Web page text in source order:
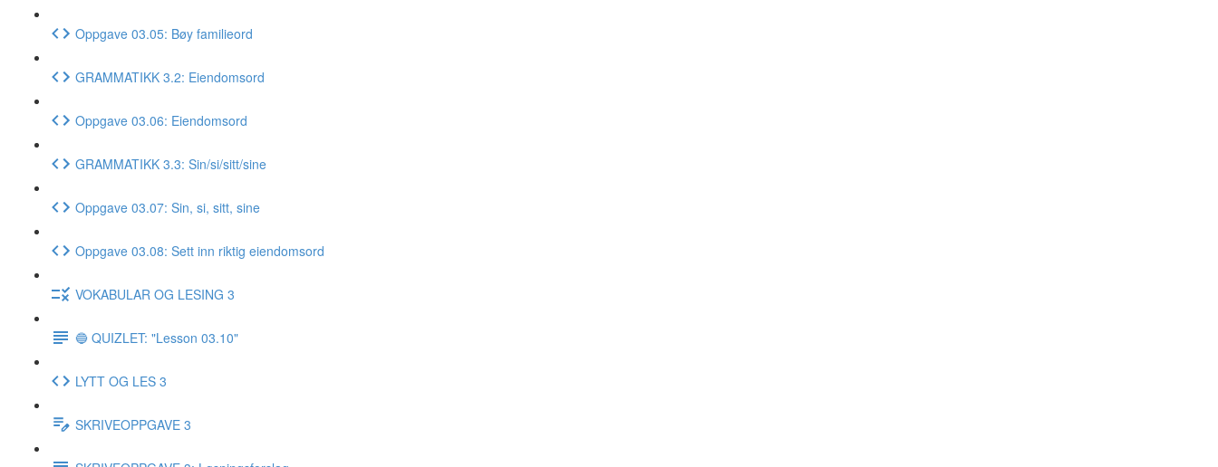
Oppgave 03.05: Bøy familieord
GRAMMATIKK 3.2: Eiendomsord
Oppgave 03.06: Eiendomsord
GRAMMATIKK 3.3: Sin/si/sitt/sine
Oppgave 03.07: Sin, si, sitt, sine
Oppgave 03.08: Sett inn riktig eiendomsord
VOKABULAR OG LESING 3
🔵 QUIZLET: "Lesson 03.10"
LYTT OG LES 3
SKRIVEOPPGAVE 3